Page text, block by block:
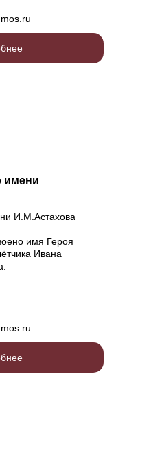
И.М.Астахова
имя Героя
Ивана
имени